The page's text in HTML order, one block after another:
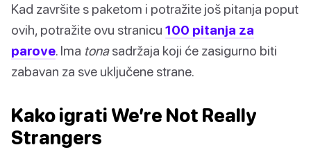
Kad završite s paketom i potražite još pitanja poput
ovih, potražite ovu stranicu 100 pitanja za
parove. Ima tonasadržaja koji će zasigurno biti
zabavan za sve uključene strane.
Kako igrati We’re Not Really
Strangers